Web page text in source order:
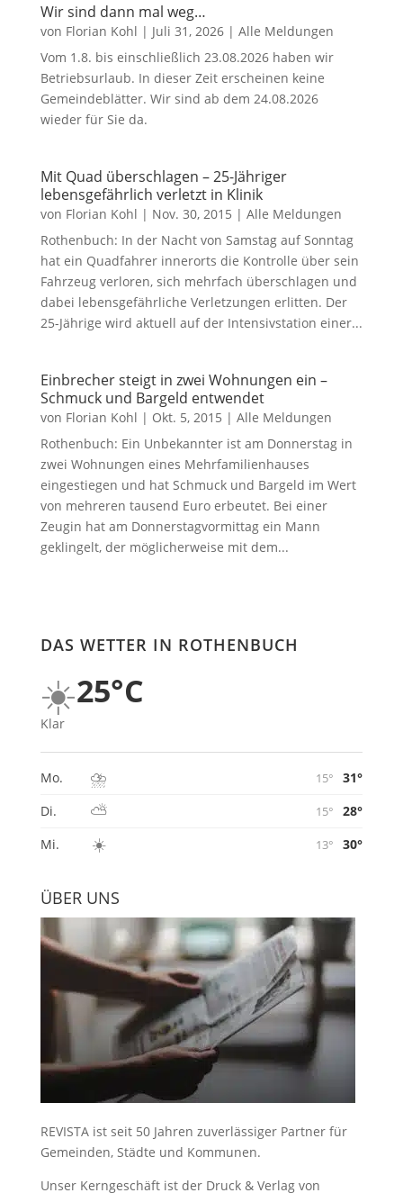
Wir sind dann mal weg…
von Florian Kohl | Juli 31, 2026| Alle Meldungen
Vom 1.8. bis einschließlich 23.08.2026 haben wir
Betriebsurlaub. In dieser Zeit erscheinen keine
Gemeindeblätter. Wir sind ab dem 24.08.2026
wieder für Sie da.
Mit Quad überschlagen – 25-Jähriger
lebensgefährlich verletzt in Klinik
von Florian Kohl | Nov. 30, 2015 | Alle Meldungen
Rothenbuch: In der Nacht von Samstag auf Sonntag
hat ein Quadfahrer innerorts die Kontrolle über sein
Fahrzeug verloren, sich mehrfach überschlagen und
dabei lebensgefährliche Verletzungen erlitten. Der
25-Jährige wird aktuell auf der Intensivstation einer...
Einbrecher steigt in zwei Wohnungen ein –
Schmuck und Bargeld entwendet
von Florian Kohl | Okt. 5, 2015 | Alle Meldungen
Rothenbuch: Ein Unbekannter ist am Donnerstag in
zwei Wohnungen eines Mehrfamilienhauses
eingestiegen und hat Schmuck und Bargeld im Wert
von mehreren tausend Euro erbeutet. Bei einer
Zeugin hat am Donnerstagvormittag ein Mann
geklingelt, der möglicherweise mit dem...
DAS WETTER IN ROTHENBUCH
☀️25°C
Klar
Mo. ⛈️ 15°
31°
Di.
⛅ 15°
28°
Mi.
☀️ 13° 30°
ÜBER UNS
REVISTA ist seit 50 Jahren zuverlässiger Partner für
Gemeinden, Städte und Kommunen.
Unser Kerngeschäft ist der Druck & Verlag von